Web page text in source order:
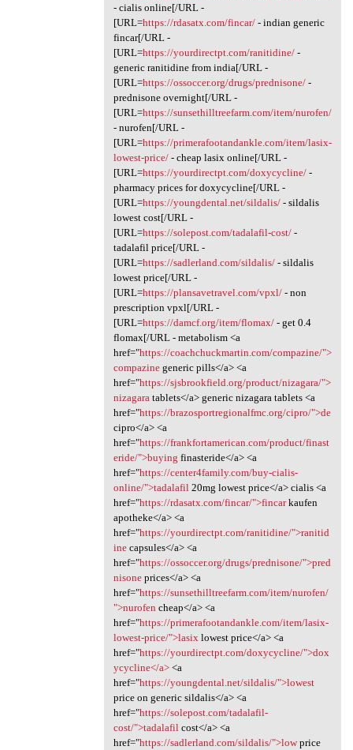
- cialis online[/URL -
[URL=https://rdasatx.com/fincar/- indian generic
fincar[/URL -
[URL=https://yourdirectpt.com/ranitidine/-
generic ranitidine from india[/URL -
[URL=https://ossoccer.org/drugs/prednisone/-
prednisone overnight[/URL -
[URL=https://sunsethilltreefarm.com/item/nurofen/
- nurofen[/URL -
[URL=https://primerafootandankle.com/item/lasix-
lowest-price/- cheap lasix online[/URL -
[URL=https://yourdirectpt.com/doxycycline/-
pharmacy prices for doxycycline[/URL -
[URL=https://youngdental.net/sildalis/- sildalis
lowest cost[/URL -
[URL=https://solepost.com/tadalafil-cost/-
tadalafil price[/URL -
[URL=https://sadlerland.com/sildalis/- sildalis
lowest price[/URL -
[URL=https://plansavetravel.com/vpxl/- non
prescription vpxl[/URL -
[URL=https://damcf.org/item/flomax/- get 0.4
flomax[/URL - metabolism <a
href="https://coachchuckmartin.com/compazine/">
compazinegeneric pills</a> <a
href="https://sjsbrookfield.org/product/nizagara/">
nizagaratablets</a> generic nizagara tablets <a
href="https://brazosportregionalfmc.org/cipro/">de
cipro</a> <a
href="https://frankfortamerican.com/product/finast
eride/">buying finasteride</a> <a
href="https://center4family.com/buy-cialis-
online/">tadalafil20mg lowest price</a> cialis <a
href="https://rdasatx.com/fincar/">fincarkaufen
apotheke</a> <a
href="https://yourdirectpt.com/ranitidine/">ranitid
inecapsules</a> <a
href="https://ossoccer.org/drugs/prednisone/">pred
nisoneprices</a> <a
href="https://sunsethilltreefarm.com/item/nurofen/
">nurofen cheap</a> <a
href="https://primerafootandankle.com/item/lasix-
lowest-price/">lasixlowest price</a> <a
href="https://yourdirectpt.com/doxycycline/">dox
ycycline</a><a
href="https://youngdental.net/sildalis/">lowest
price on generic sildalis</a> <a
href="https://solepost.com/tadalafil-
cost/">tadalafilcost</a> <a
href="https://sadlerland.com/sildalis/">lowprice